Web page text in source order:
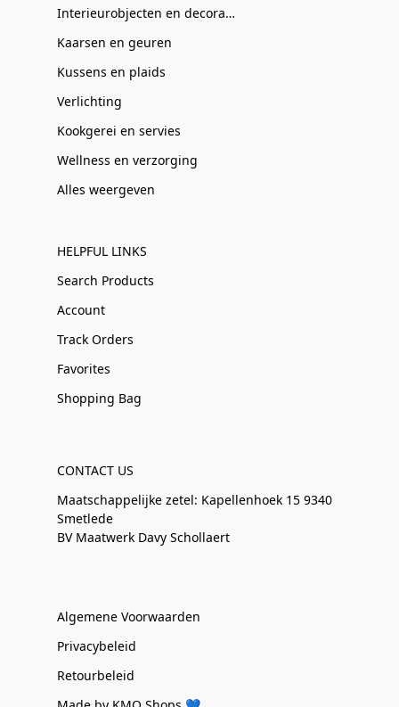
Interieurobjecten en decoratie
Kaarsen en geuren
Kussens en plaids
Verlichting
Kookgerei en servies
Wellness en verzorging
Alles weergeven
HELPFUL LINKS
Search Products
Account
Track Orders
Favorites
Shopping Bag
CONTACT US
Maatschappelijke zetel: Kapellenhoek 15 9340
Smetlede
BV Maatwerk Davy Schollaert
Algemene Voorwaarden
Privacybeleid
Retourbeleid